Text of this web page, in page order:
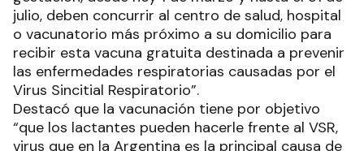
julio, deben concurrir al centro de salud, hospital
o vacunatorio más próximo a su domicilio para
recibir esta vacuna gratuita destinada a prevenir
las enfermedades respiratorias causadas por el
Virus Sincitial Respiratorio”.
Destacó que la vacunación tiene por objetivo
“que los lactantes pueden hacerle frente al VSR,
virus que en la Argentina es la principal causa de